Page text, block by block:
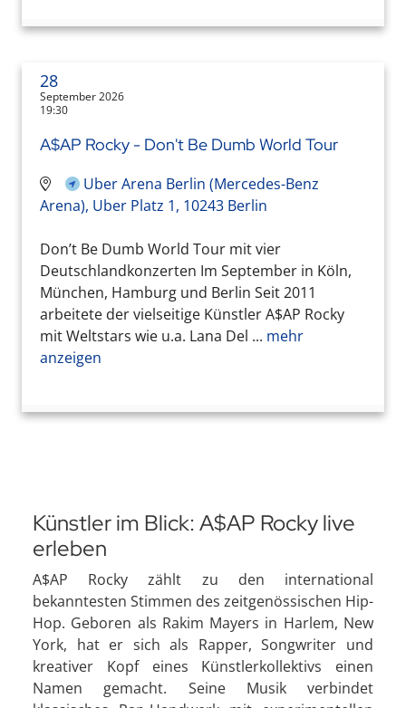
28
September 2026
19:30
A$AP Rocky - Don't Be Dumb World Tour
Uber Arena Berlin (Mercedes-Benz
Arena), Uber Platz 1, 10243 Berlin
Don’t Be Dumb World Tour mit vier
Deutschlandkonzerten Im September in Köln,
München, Hamburg und Berlin Seit 2011
arbeitete der vielseitige Künstler A$AP Rocky
mit Weltstars wie u.a. Lana Del ... mehr
anzeigen
Künstler im Blick: A$AP Rocky live
erleben
A$AP Rocky zählt zu den international
bekanntesten Stimmen des zeitgenössischen Hip-
Hop. Geboren als Rakim Mayers in Harlem, New
York, hat er sich als Rapper, Songwriter und
kreativer Kopf eines Künstlerkollektivs einen
Namen gemacht. Seine Musik verbindet